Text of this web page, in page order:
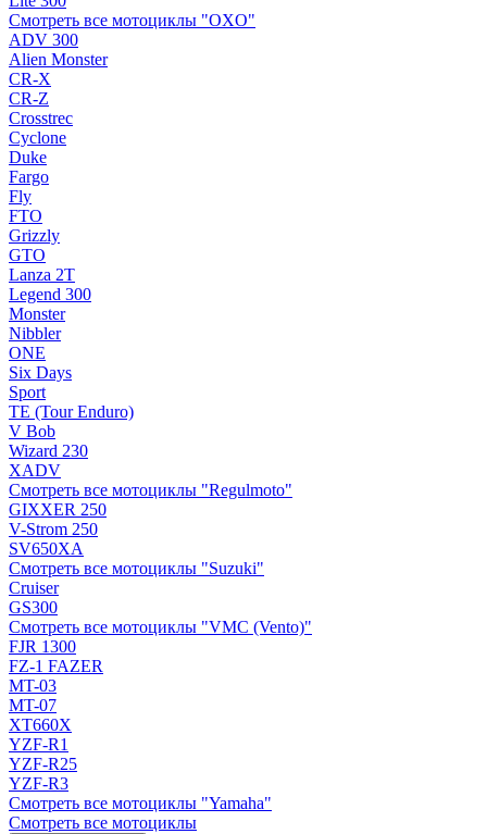
Смотреть все мотоциклы "OXO"
ADV 300
Alien Monster
CR-X
CR-Z
Crosstrec
Cyclone
Duke
Fargo
Fly
FTO
Grizzly
GTO
Lanza 2T
Legend 300
Monster
Nibbler
ONE
Six Days
Sport
TE (Tour Enduro)
V Bob
Wizard 230
XADV
Смотреть все мотоциклы "Regulmoto"
GIXXER 250
V-Strom 250
SV650XA
Смотреть все мотоциклы "Suzuki"
Cruiser
GS300
Смотреть все мотоциклы "VMC (Vento)"
FJR 1300
FZ-1 FAZER
MT-03
MT-07
XT660X
YZF-R1
YZF-R25
YZF-R3
Смотреть все мотоциклы "Yamaha"
Смотреть все мотоциклы